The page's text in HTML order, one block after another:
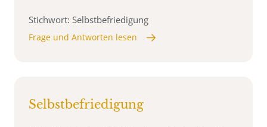
Stichwort: Selbstbefriedigung
Frage und Antworten lesen
Selbstbefriedigung